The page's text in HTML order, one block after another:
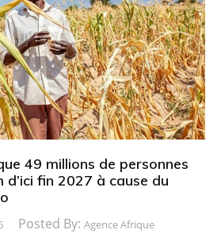
49 millions de personnes
d’ici fin 2027 à cause du
Posted By: Agence Afrique